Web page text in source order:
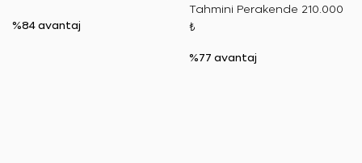
%84 avantaj
Tahmini Perakende 210.000
₺
%77 avantaj